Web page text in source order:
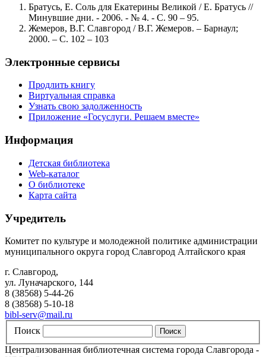
Братусь, Е. Соль для Екатерины Великой / Е. Братусь //
Минувшие дни. - 2006. - № 4. - С. 90 – 95.
Жемеров, В.Г. Славгород / В.Г. Жемеров. – Барнаул;
2000. – С. 102 – 103
Электронные сервисы
Продлить книгу
Виртуальная справка
Узнать свою задолженность
Приложение «Госуслуги. Решаем вместе»
Информация
Детская библиотека
Web-каталог
О библиотеке
Карта сайта
Учредитель
Комитет по культуре и молодежной политике администрации
муниципального округа город Славгород Алтайского края
г. Славгород,
ул. Луначарского, 144
8 (38568) 5-44-26
8 (38568) 5-10-18
bibl-serv@mail.ru
Поиск
Централизованная библиотечная система города Славгорода -